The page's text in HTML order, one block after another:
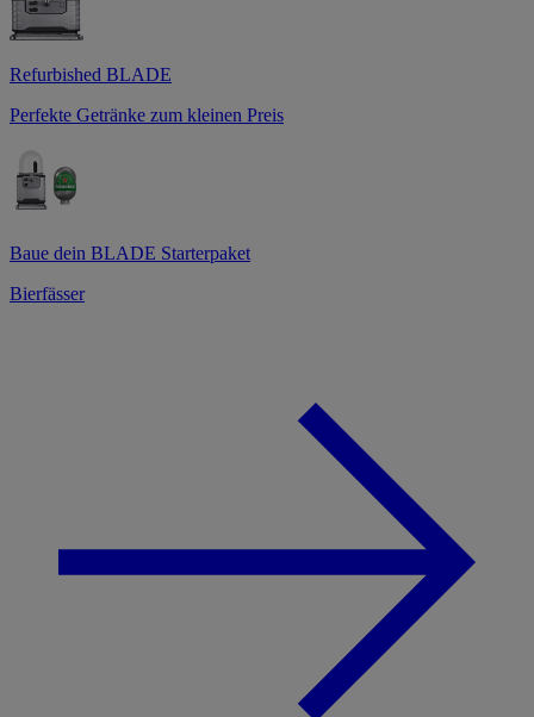
Refurbished BLADE
Perfekte Getränke zum kleinen Preis
Baue dein BLADE Starterpaket
Bierfässer